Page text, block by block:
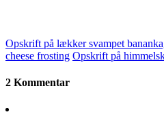
Opskrift på lækker svampet
cheese frosting Opskrift på
2 Kommentar